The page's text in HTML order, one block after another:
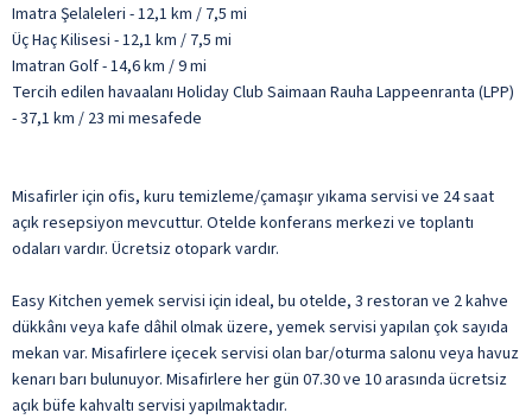
Imatra Şelaleleri - 12,1 km / 7,5 mi
Üç Haç Kilisesi - 12,1 km / 7,5 mi
Imatran Golf - 14,6 km / 9 mi
Tercih edilen havaalanı Holiday Club Saimaan Rauha Lappeenranta (LPP)
- 37,1 km / 23 mi mesafede
Misafirler için ofis, kuru temizleme/çamaşır yıkama servisi ve 24 saat
açık resepsiyon mevcuttur. Otelde konferans merkezi ve toplantı
odaları vardır. Ücretsiz otopark vardır.
Easy Kitchen yemek servisi için ideal, bu otelde, 3 restoran ve 2 kahve
dükkânı veya kafe dâhil olmak üzere, yemek servisi yapılan çok sayıda
mekan var. Misafirlere içecek servisi olan bar/oturma salonu veya havuz
kenarı barı bulunuyor. Misafirlere her gün 07.30 ve 10 arasında ücretsiz
açık büfe kahvaltı servisi yapılmaktadır.